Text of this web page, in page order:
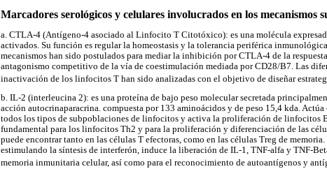
Marcadores serológicos y celulares involucrados en los mecanismos
a. CTLA-4 (Antígeno-4 asociado al Linfocito T Citotóxico): es una molécula
activados. Su función es regular la homeostasis y la tolerancia periférica
mecanismos han sido postulados para mediar la inhibición por CTLA-4 de la
antagonismo competitivo de la vía de coestimulación mediada por CD28/B7. Las
inactivación de los linfocitos T han sido analizadas con el objetivo de diseñar
b. IL-2 (interleucina 2): es una proteína de bajo peso molecular secretada
acción autocrinaparacrina. compuesta por 133 aminoácidos y de peso 15,4 kda.
todos los tipos de subpoblaciones de linfocitos y activa la proliferación de linfocitos
fundamental para los linfocitos Th2 y para la proliferación y diferenciación de las
puede encontrar tanto en las células T efectoras, como en las células Treg de
estimulando la síntesis de interferón, induce la liberación de IL-1, TNF-alfa y TNF-
memoria inmunitaria celular, así como para el reconocimiento de autoantígenos y